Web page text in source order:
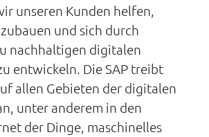
unseren Kunden helfen,
und sich durch
nachhaltigen digitalen
entwickeln. Die SAP treibt
allen Gebieten der digitalen
unter anderem in den
der Dinge, maschinelles